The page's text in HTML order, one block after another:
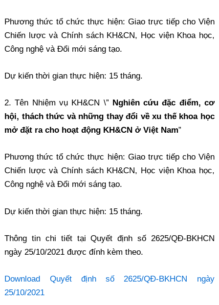
Phương thức tổ chức thực hiện: Giao trực tiếp cho Viện
Chiến lược và Chính sách KH&CN, Học viện Khoa học,
Công nghệ và Đổi mới sáng tạo.
Dự kiến thời gian thực hiện: 15 tháng.
2. Tên Nhiệm vụ KH&CN \” Nghiên cứu đặc điểm, cơ
hội, thách thức và những thay đổi về xu thế khoa học
mở đặt ra cho hoạt động KH&CN ở Việt Nam”
Phương thức tổ chức thực hiện: Giao trực tiếp cho Viện
Chiến lược và Chính sách KH&CN, Học viện Khoa học,
Công nghệ và Đổi mới sáng tạo.
Dự kiến thời gian thực hiện: 15 tháng.
Thông tin chi tiết tại Quyết định số 2625/QĐ-BKHCN
ngày 25/10/2021 được đính kèm theo.
Download Quyết định số 2625/QĐ-BKHCN ngày
25/10/2021